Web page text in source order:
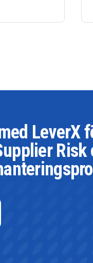
LeverX
Risk